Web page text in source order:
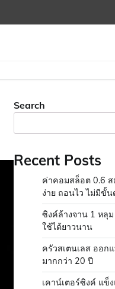
Search
Recent Posts
ค่าคอมสล็อต 0.6
ง่าย ถอนไว ไม่มีขั้น
ซิงค์ล้างจาน 1 หลุ
ใช้ได้ยาวนาน
ครัวสเตนเลส ออก
มากกว่า 20 ปี
เคาน์เตอร์ซิงค์ แข็